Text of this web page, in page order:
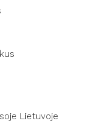
Lietuvoje